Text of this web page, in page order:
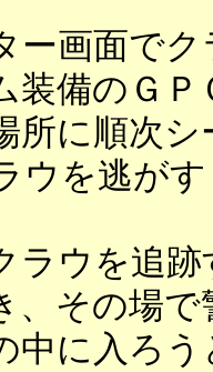
画面でク
備のＧＰ
所に順次
ウを逃が
ウを追跡
、その場
中に入ろ